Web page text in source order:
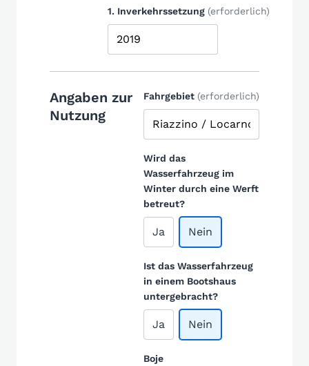
1. Inverkehrssetzung (erforderlich)
Angaben zur
Nutzung
Fahrgebiet (erforderlich)
Wird das
Wasserfahrzeug im
Winter durch eine Werft
betreut?
Ja Nein
Ist das Wasserfahrzeug
in einem Bootshaus
untergebracht?
Ja Nein
Boje